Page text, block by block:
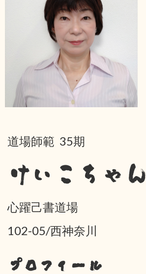
道場師範 35期
けいこちゃん
心躍己書道場
102-05/西神奈川
プロフィール